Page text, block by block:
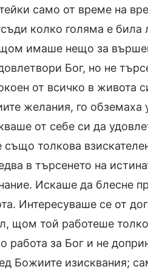
само от време на
колко голяма е
имаше нещо за
Бог, но не
от всичко в живота
желания, го обземаха
от себе си да
толкова
в търсенето на
Искаше да блесне
Интересуваше се от
щом той работеше
работа за Бог и не
Божиите изисквания;